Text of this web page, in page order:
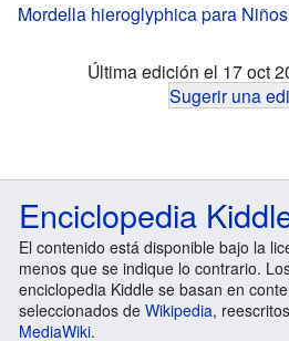
Mordella hieroglyphica para Niños
Última edición el 17 oct
Sugerir una
Enciclopedia
El contenido está disponible bajo la
menos que se indique lo contrario.
enciclopedia Kiddle se basan en
seleccionados de Wikipedia,
MediaWiki.